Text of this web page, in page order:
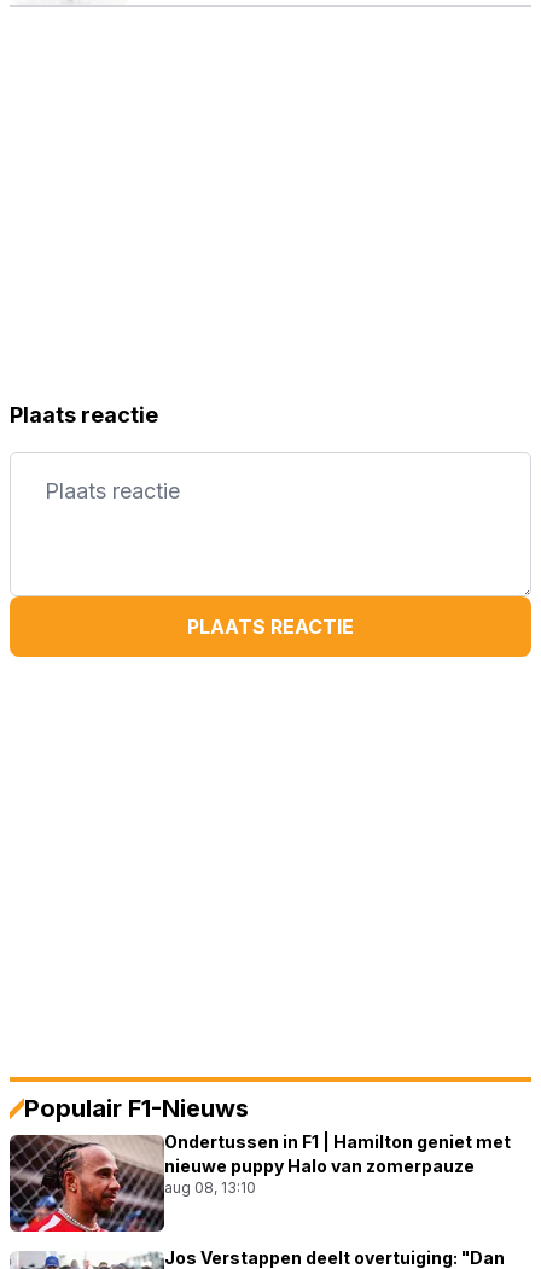
gemaakt'
Plaats reactie
PLAATS REACTIE
Populair F1-Nieuws
Ondertussen in F1 | Hamilton geniet met
nieuwe puppy Halo van zomerpauze
aug 08, 13:10
Jos Verstappen deelt overtuiging: "Dan